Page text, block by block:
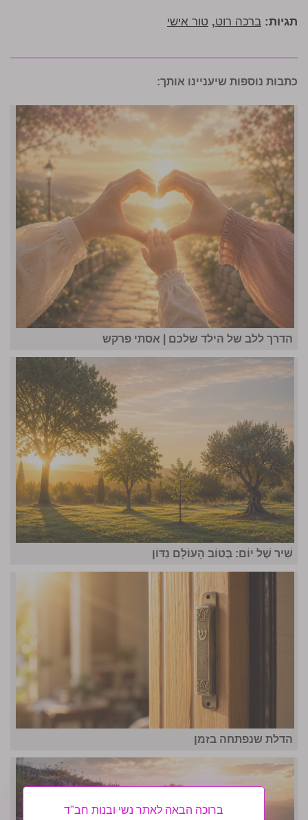
תגיות: ברכה רוט, טור אישי
כתבות נוספות שיעניינו אותך:
הדרך ללב של הילד שלכם | אסתי פרקש
שִׁיר שֶׁל יוֹם: בְּטוֹב הָעוֹלָם נִדּוֹן
הדלת שנפתחה בזמן
ברוכה הבאה לאתר נשי ובנות חב"ד